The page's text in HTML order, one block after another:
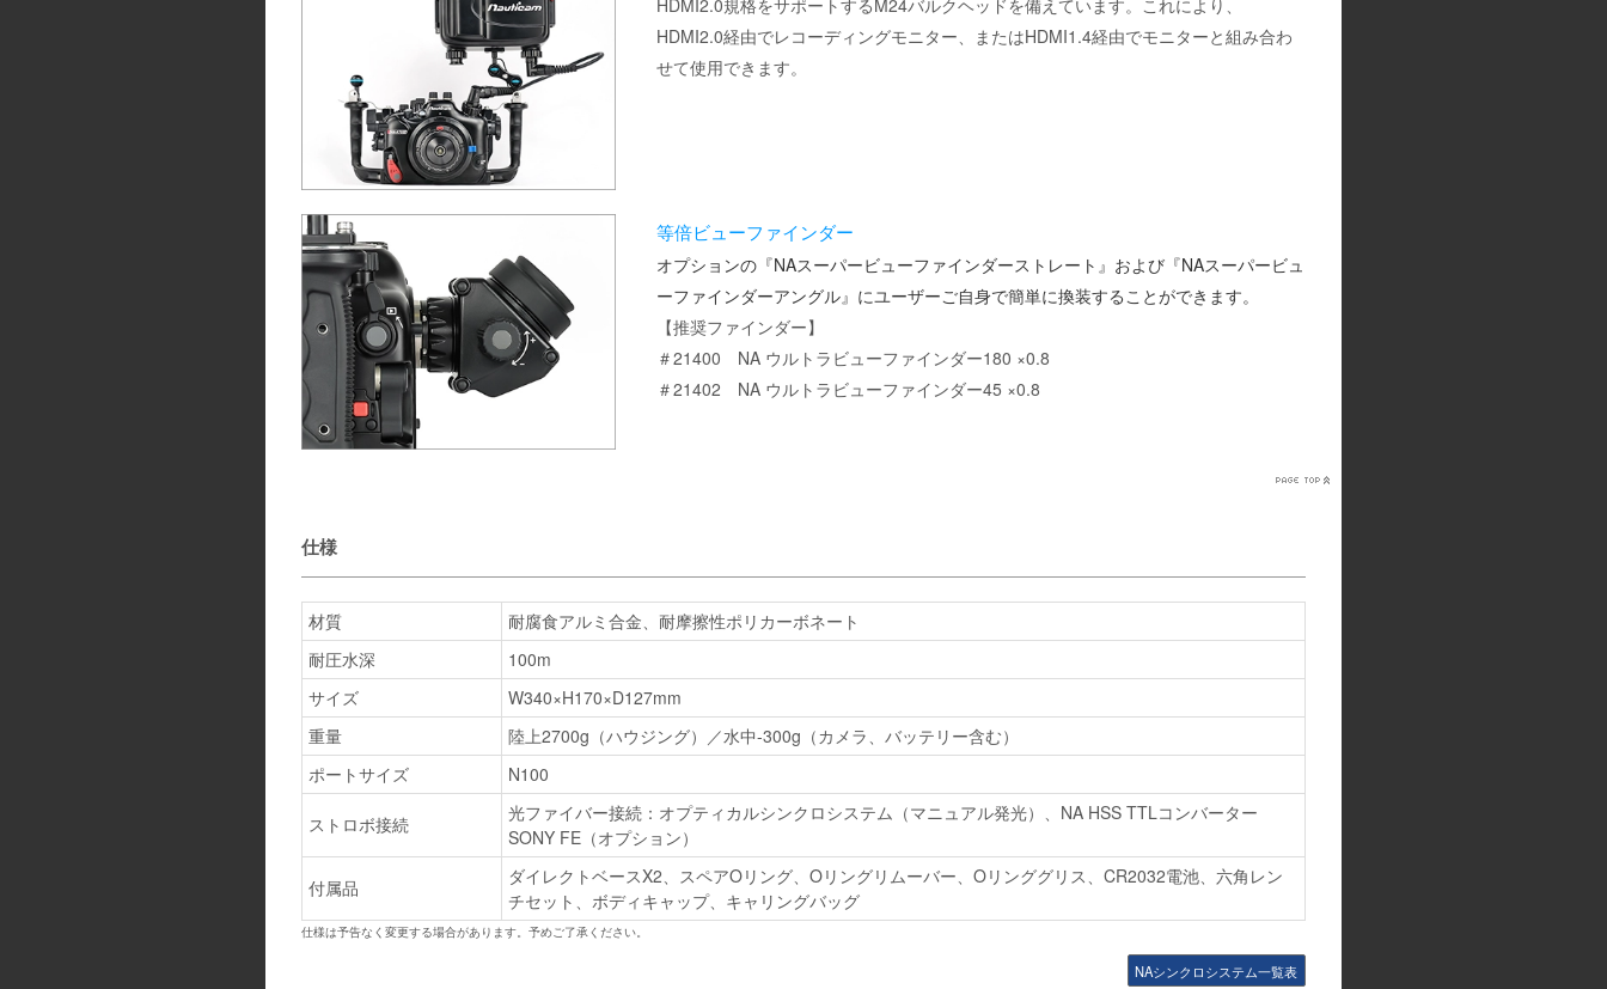
HDMI2.0経由でレコーディングモニター、またはHDMI1.4経由でモニターと組み合わ
せて使用できます。
等倍ビューファインダー
オプションの『NAスーパービューファインダーストレート』および『NAスーパービュ
ーファインダーアングル』にユーザーご自身で簡単に換装することができます。
【推奨ファインダー】
＃21400 NA ウルトラビューファインダー180 ×0.8
＃21402 NA ウルトラビューファインダー45 ×0.8
仕様
材質
耐腐食アルミ合金、耐摩擦性ポリカーボネート
耐圧水深
100m
サイズ
W340×H170×D127mm
重量
陸上2700g（ハウジング）／水中-300g（カメラ、バッテリー含む）
ポートサイズ
N100
ストロボ接続
光ファイバー接続：オプティカルシンクロシステム（マニュアル発光）、NA HSS TTLコンバーター
SONY FE（オプション）
付属品
ダイレクトベースX2、スペアOリング、Oリングリムーバー、Oリンググリス、CR2032電池、六角レン
チセット、ボディキャップ、キャリングバッグ
仕様は予告なく変更する場合があります。予めご了承ください。
NAシンクロシステム一覧表